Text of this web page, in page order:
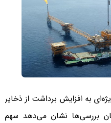
به افزایش برداشت از ذخایر
بررسی‌ها نشان می‌دهد سهم